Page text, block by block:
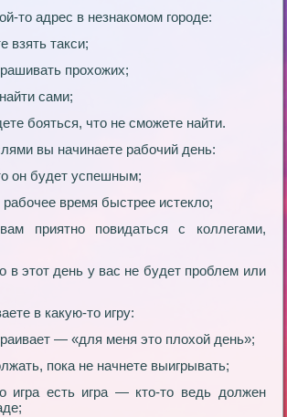
то адрес в незнакомом городе:
взять такси;
прохожих;
сами;
бояться, что не сможете найти.
вы начинаете рабочий день:
он будет успешным;
время быстрее истекло;
приятно повидаться с коллегами,
в этот день у вас не будет проблем или
в какую-то игру:
— «для меня это плохой день»;
пока не начнете выигрывать;
игра есть игра — кто-то ведь должен